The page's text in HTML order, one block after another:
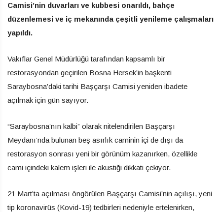
Camisi’nin duvarları ve kubbesi onarıldı, bahçe
düzenlemesi ve iç mekanında çeşitli yenileme çalışmaları
yapıldı.
Vakıflar Genel Müdürlüğü tarafından kapsamlı bir
restorasyondan geçirilen Bosna Hersek’in başkenti
Saraybosna’daki tarihi Başçarşı Camisi yeniden ibadete
açılmak için gün sayıyor.
“Saraybosna’nın kalbi” olarak nitelendirilen Başçarşı
Meydanı’nda bulunan beş asırlık caminin içi de dışı da
restorasyon sonrası yeni bir görünüm kazanırken, özellikle
cami içindeki kalem işleri ile akustiği dikkati çekiyor.
21 Mart’ta açılması öngörülen Başçarşı Camisi’nin açılışı, yeni
tip koronavirüs (Kovid-19) tedbirleri nedeniyle ertelenirken,